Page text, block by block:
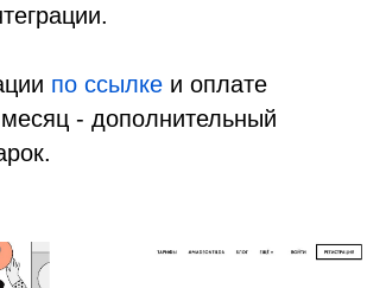
по ссылке и оплате
- дополнительный